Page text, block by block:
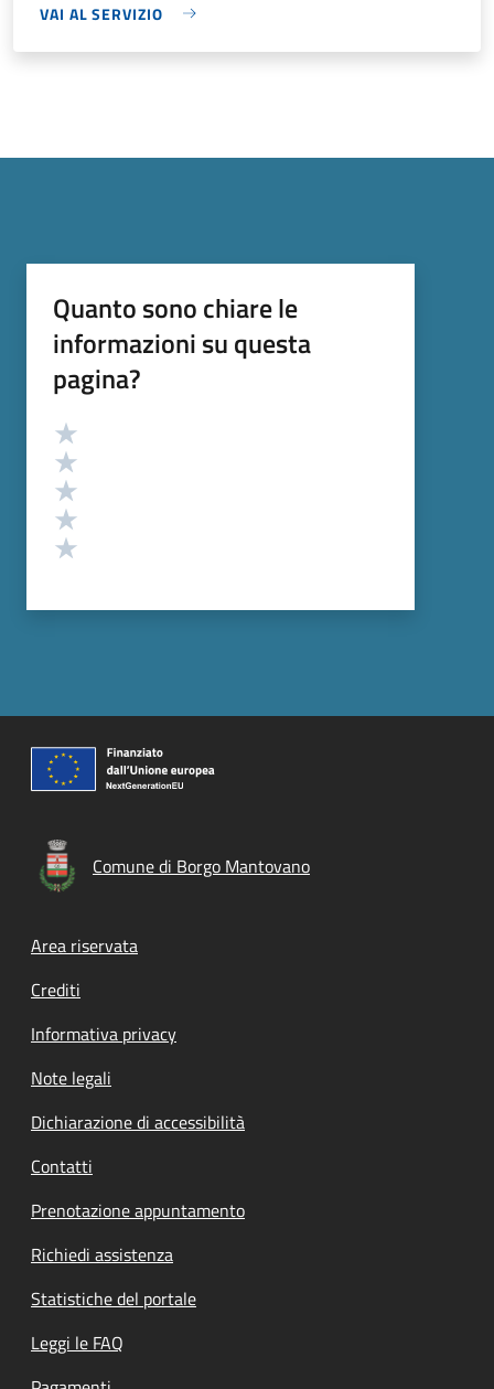
VAI AL SERVIZIO
Quanto sono chiare le
informazioni su questa
pagina?
Valutazione
Comune di Borgo Mantovano
Footer menu
Area riservata
Crediti
Informativa privacy
Note legali
Dichiarazione di accessibilità
Contatti
Prenotazione appuntamento
Richiedi assistenza
Statistiche del portale
Leggi le FAQ